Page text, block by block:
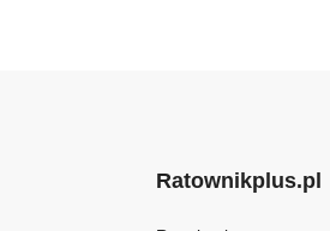
Ratownikplus.pl